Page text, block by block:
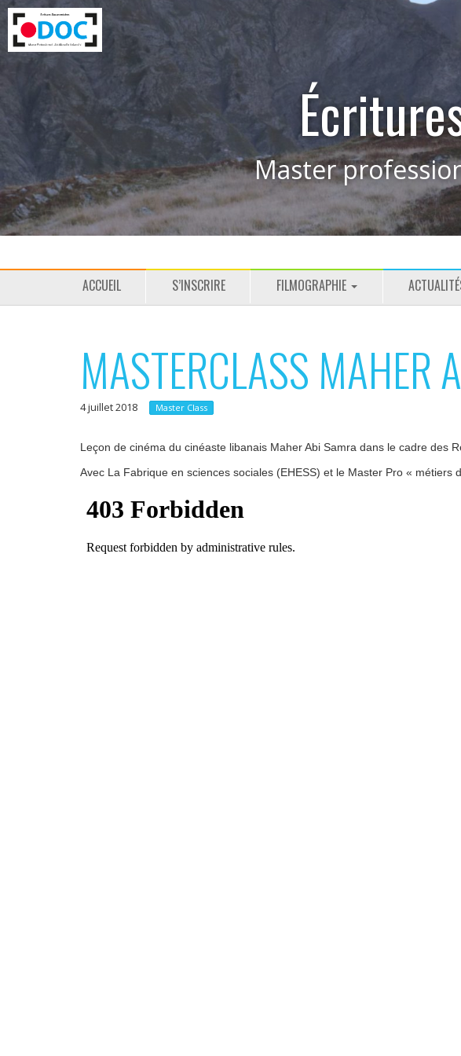
Master
M
e
P
ACCUEIL S’INSCRIRE FILMOGRAPHIE
MASTERCLASS MAHER
4 juillet 2018 Master Class
Leçon de cinéma du cinéaste libanais Maher Abi Samra dans le cadre des
Avec La Fabrique en sciences sociales (EHESS) et le Master Pro « métiers